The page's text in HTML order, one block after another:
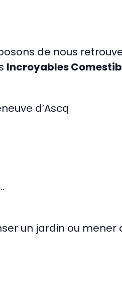
de nous
Incroyables
d’Ascq
un jardin ou mener